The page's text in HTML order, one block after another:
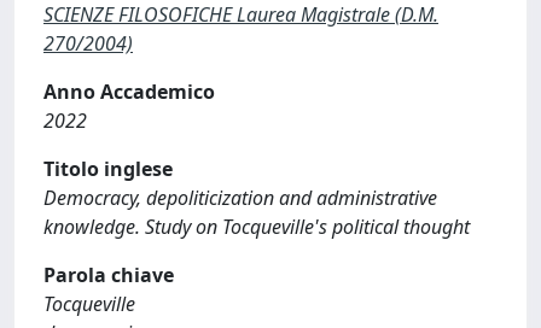
SCIENZE FILOSOFICHE Laurea Magistrale (D.M.
270/2004)
Anno Accademico
2022
Titolo inglese
Democracy, depoliticization and administrative
knowledge. Study on Tocqueville's political thought
Parola chiave
Tocqueville